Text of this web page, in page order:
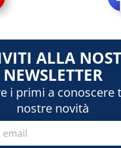
ALLA
NEWSLETTER
i primi a conoscere
nostre novità